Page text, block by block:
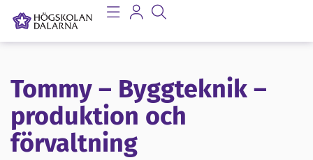
Tommy – Byggteknik –
produktion och
förvaltning